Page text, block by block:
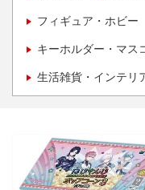
フィギュア・ホビー
キーホルダー・マス
生活雑貨・インテリ